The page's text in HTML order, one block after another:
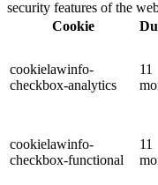
security features of the
Cookie
cookielawinfo-
checkbox-analytics
11
cookielawinfo-
checkbox-functional
11